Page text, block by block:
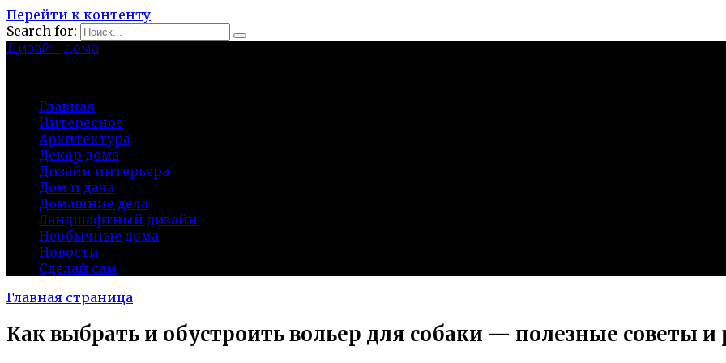
Перейти к контенту
Search for:
Дизайн дома
Главная
Интересное
Архитектура
Декор дома
Дизайн интерьера
Дом и дача
Домашние дела
Ландшафтный дизайн
Необычные дома
Новости
Сделай сам
Главная страница
Как выбрать и обустроить вольер для собаки — полезные советы